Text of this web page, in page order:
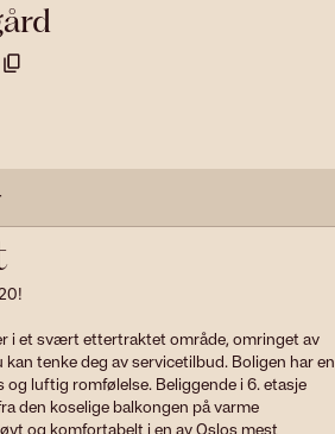
i et svært ettertraktet område, omringet av
tenke deg av servicetilbud. Boligen har en
luftig romfølelse. Beliggende i 6. etasje
den koselige balkongen på varme
og komfortabelt i en av Oslos mest